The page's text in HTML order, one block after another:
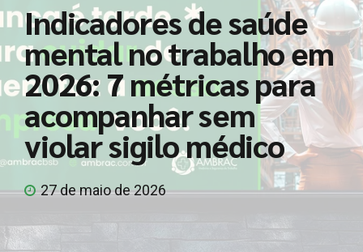
Indicadores de saúde
mental no trabalho em
2026: 7 métricas para
acompanhar sem
violar sigilo médico
27 de maio de 2026